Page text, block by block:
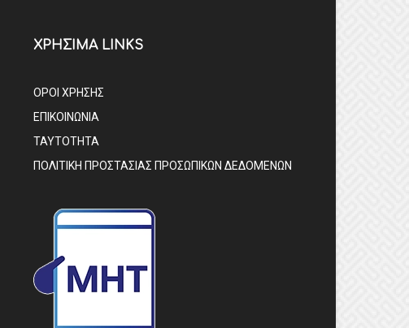
ΧΡΗΣΙΜΑ LINKS
ΟΡΟΙ ΧΡΗΣΗΣ
ΕΠΙΚΟΙΝΩΝΙΑ
ΤΑΥΤΟΤΗΤΑ
ΠΟΛΙΤΙΚΗ ΠΡΟΣΤΑΣΙΑΣ ΠΡΟΣΩΠΙΚΩΝ ΔΕΔΟΜΕΝΩΝ